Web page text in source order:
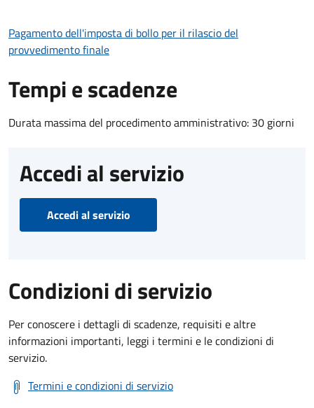
Pagamento dell'imposta di bollo per il rilascio del
provvedimento finale
Tempi e scadenze
Durata massima del procedimento amministrativo: 30 giorni
Accedi al servizio
Accedi al servizio
Condizioni di servizio
Per conoscere i dettagli di scadenze, requisiti e altre
informazioni importanti, leggi i termini e le condizioni di
servizio.
Termini e condizioni di servizio